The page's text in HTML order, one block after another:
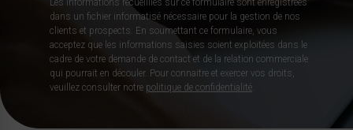
Les informations recueillies sur ce formulaire sont enregistrées
dans un fichier informatisé nécessaire pour la gestion de nos
clients et prospects. En soumettant ce formulaire, vous
acceptez que les informations saisies soient exploitées dans le
cadre de votre demande de contact et de la relation commerciale
qui pourrait en découler. Pour connaitre et exercer vos droits,
veuillez consulter notre politique de confidentialité